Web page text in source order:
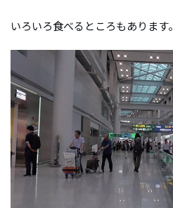
いろいろ食べるところもあります。